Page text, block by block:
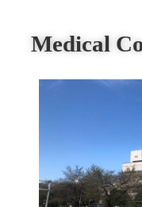
Medical